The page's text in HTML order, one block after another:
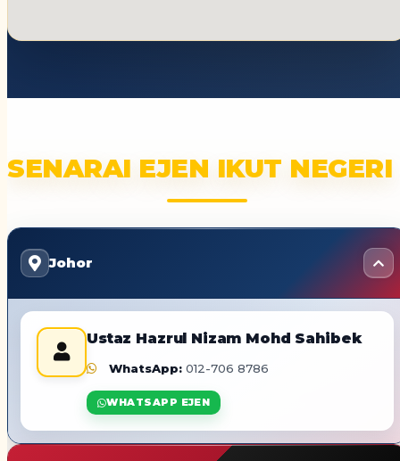
SENARAI EJEN IKUT NEGERI
Johor
Ustaz Hazrul Nizam Mohd Sahibek
WhatsApp: 012-706 8786
WHATSAPP EJEN